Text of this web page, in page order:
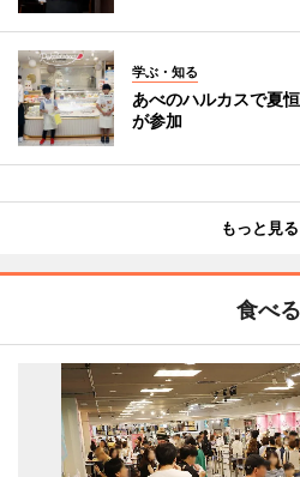
学ぶ・知る
あべのハルカスで夏
が参加
もっと見る
食べる